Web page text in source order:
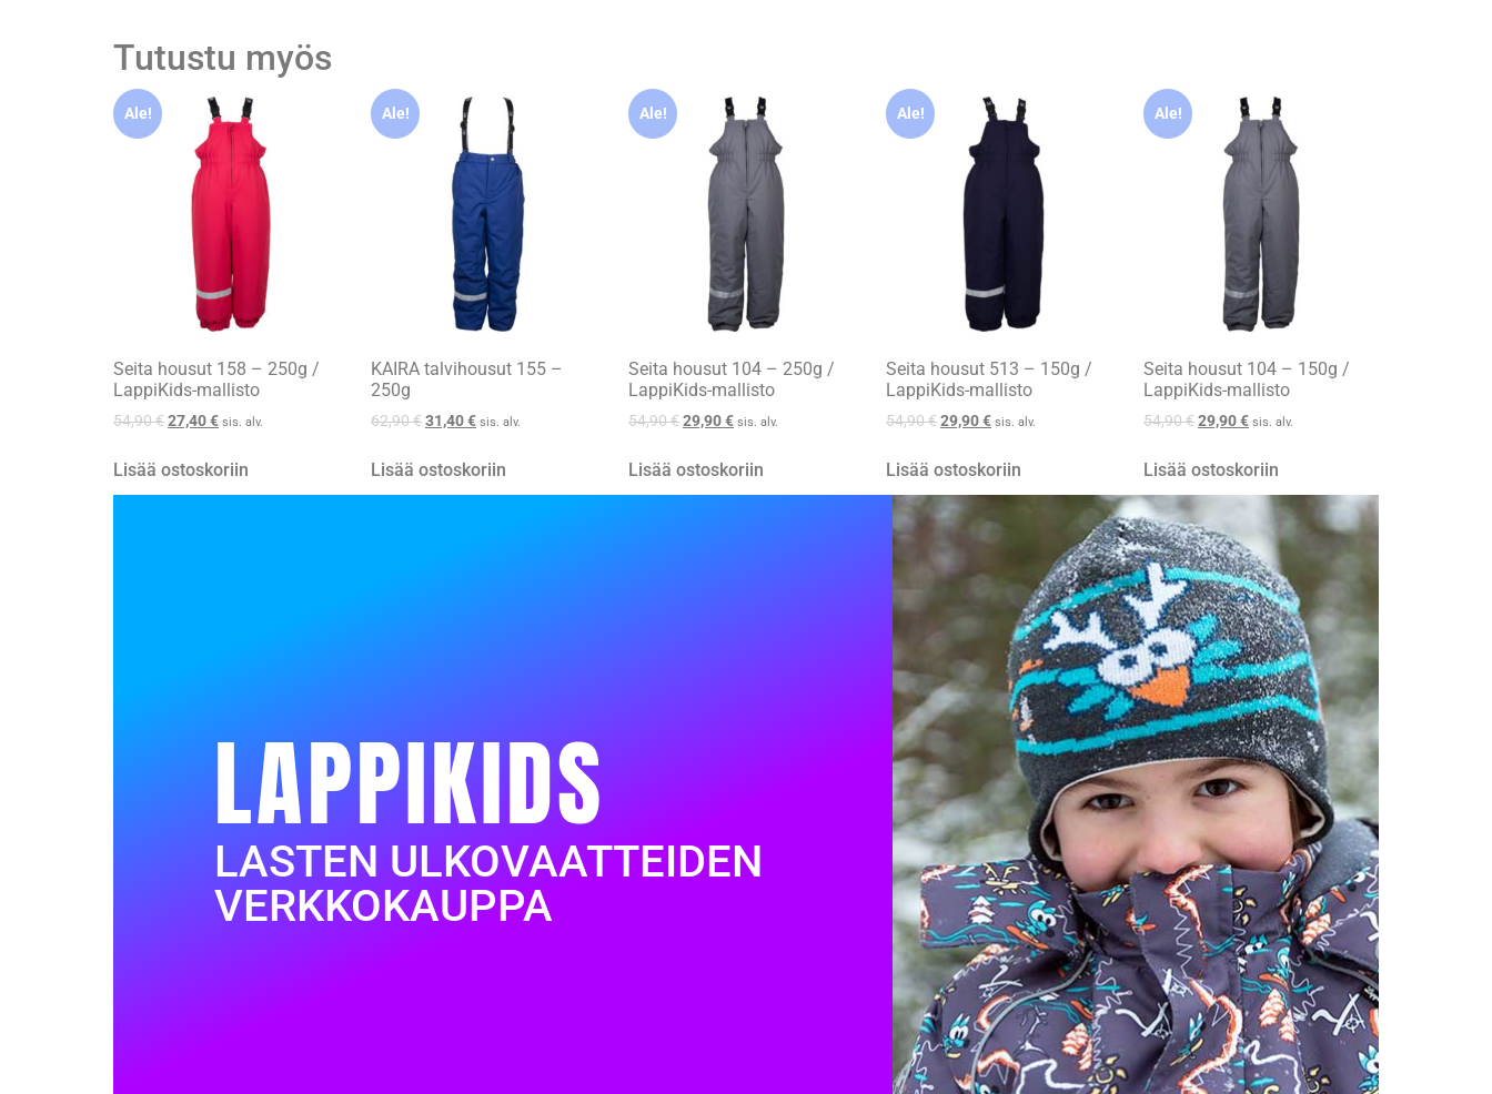
Tutustu myös
Ale!
Seita housut 158 – 250g /
LappiKids-mallisto
54,90€27,40€ sis. alv.
Lisää ostoskoriin
Ale!
KAIRA talvihousut 155 –
250g
62,90€31,40€ sis. alv.
Lisää ostoskoriin
Ale!
Seita housut 104 – 250g /
LappiKids-mallisto
54,90€29,90€ sis. alv.
Lisää ostoskoriin
Ale!
Seita housut 513 – 150g /
LappiKids-mallisto
54,90€29,90€ sis. alv.
Lisää ostoskoriin
Ale!
Seita housut 104 – 150g /
LappiKids-mallisto
54,90€29,90€ sis. alv.
Lisää ostoskoriin
LAPPIKIDS
LASTEN ULKOVAATTEIDEN
VERKKOKAUPPA